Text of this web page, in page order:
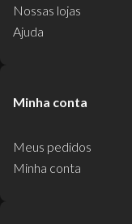
Nossas lojas
Ajuda
Minha conta
Meus pedidos
Minha conta